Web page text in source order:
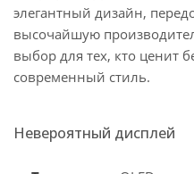
элегантный дизайн,
высочайшую
выбор для тех, кто ценит
современный стиль.
Невероятный дисплей